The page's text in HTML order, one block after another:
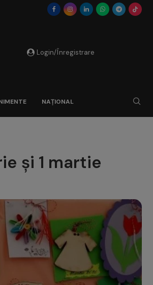
Login/Înregistrare
NAȚIONAL
și 1 martie